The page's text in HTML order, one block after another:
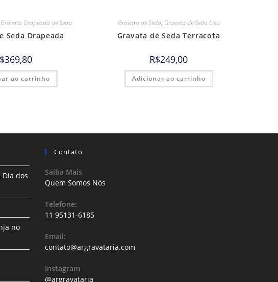
Gravata Drapeada de Seda
Seda Drapeada
369,80
ao carrinho
Gravata de Seda, Gravata de Seda Lisa
Gravata de Seda Terracota
R$249,00
Adicionar ao carrinho
Dia dos
no
Contato
Saiba Mais
Quem Somos Nós
Telefone:
11 95131-6185
Email:
contato@argravataria.com
Instagram
@argravataria